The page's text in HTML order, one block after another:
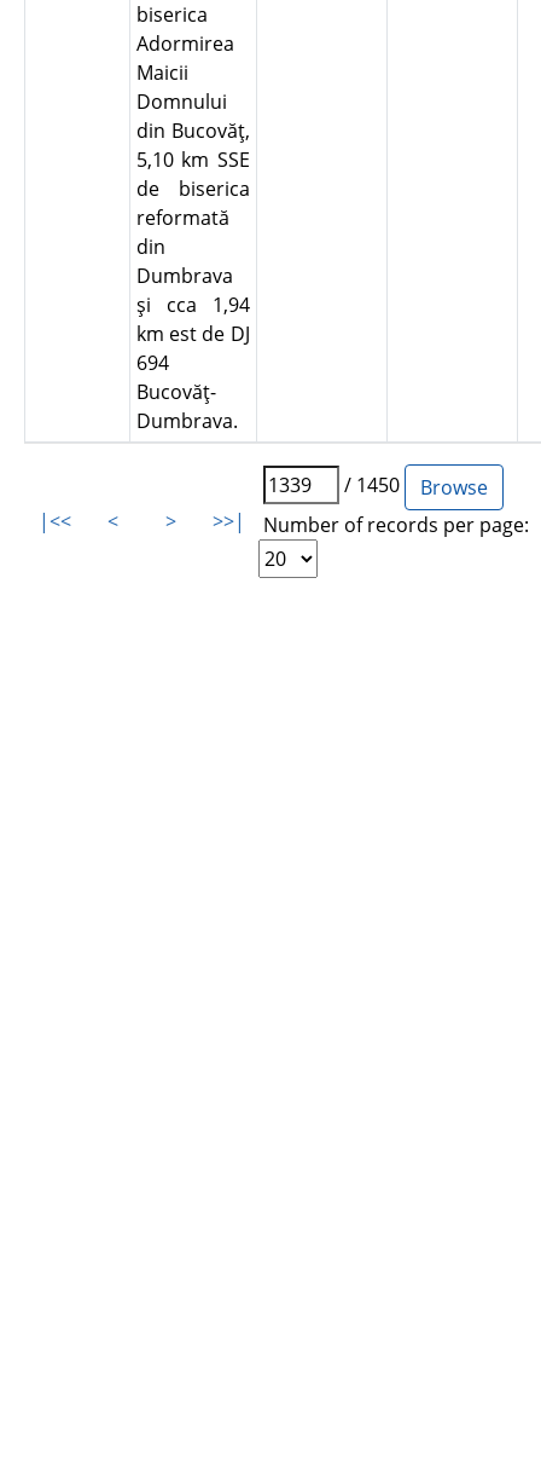
biserica
Adormirea
Maicii
Domnului
din Bucovăţ,
5,10 km SSE
de biserica
reformată
din
Dumbrava
şi cca 1,94
km est de DJ
694
Bucovăţ-
Dumbrava.
|<< < > >>|
/ 1450
Number of records per page: